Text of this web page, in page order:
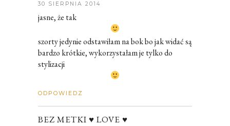
30 SIERPNIA 2014
jasne, że tak
szorty jedynie odstawiłam na bok bo jak widać są
bardzo krótkie, wykorzystałam je tylko do
stylizacji
ODPOWIEDZ
BEZ METKI ♥ LOVE ♥